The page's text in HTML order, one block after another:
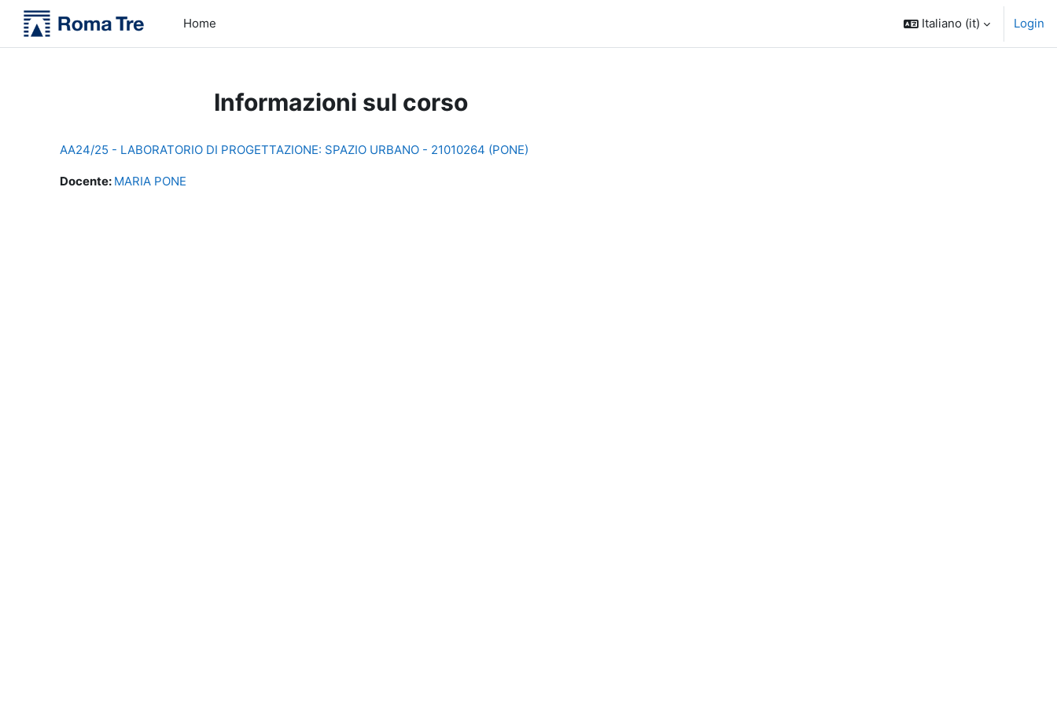
Vai al contenuto principale
Home
Italiano ‎(it)‎ Login
Informazioni sul corso
AA24/25 - LABORATORIO DI PROGETTAZIONE: SPAZIO URBANO - 21010264 (PONE)
Docente: MARIA PONE